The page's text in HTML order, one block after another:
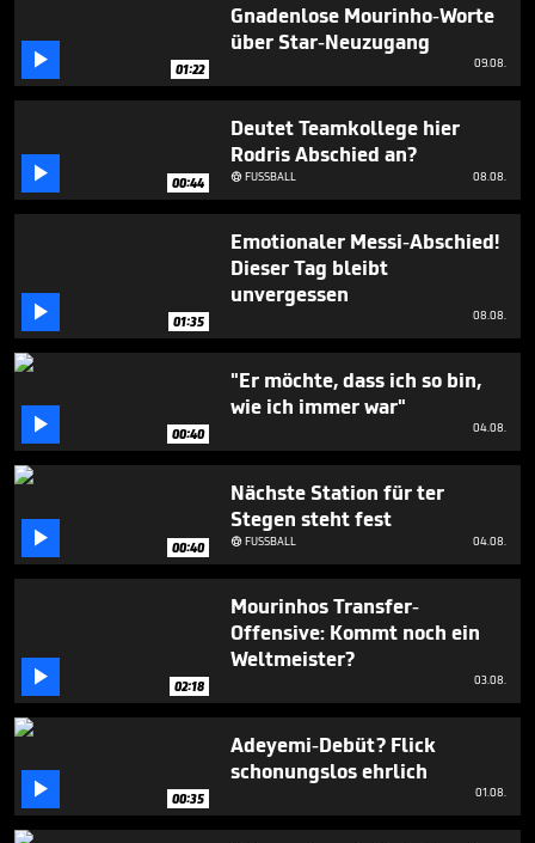
 01:22
Gnadenlose Mourinho-Worte
über Star-Neuzugang
09.08.
 00:44
Deutet Teamkollege hier
Rodris Abschied an?
FUSSBALL 08.08.
 01:35
Emotionaler Messi-Abschied!
Dieser Tag bleibt
unvergessen
08.08.
 00:40
"Er möchte, dass ich so bin,
wie ich immer war"
04.08.
 00:40
Nächste Station für ter
Stegen steht fest
FUSSBALL 04.08.
 02:18
Mourinhos Transfer-
Offensive: Kommt noch ein
Weltmeister?
03.08.
 00:35
Adeyemi-Debüt? Flick
schonungslos ehrlich
01.08.